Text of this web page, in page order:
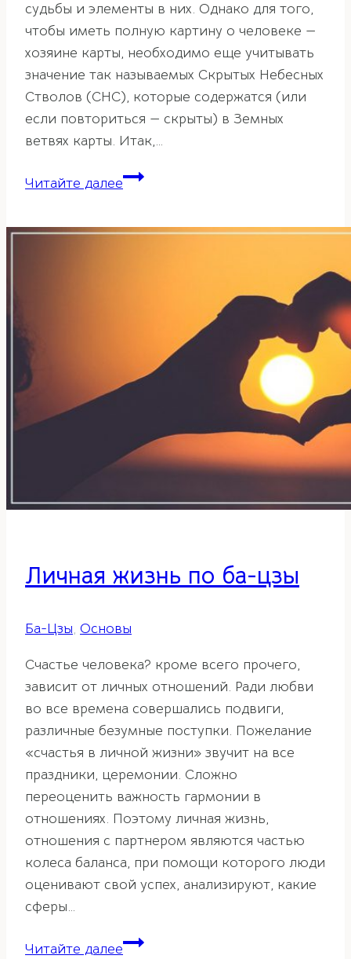
судьбы и элементы в них. Однако для того,
чтобы иметь полную картину о человеке —
хозяине карты, необходимо еще учитывать
значение так называемых Скрытых Небесных
Стволов (СНС), которые содержатся (или
если повториться — скрыты) в Земных
ветвях карты. Итак,…
Читайте далееСкрытые
Личная жизнь по ба-цзы
Ба-Цзы, Основы
Счастье человека? кроме всего прочего,
зависит от личных отношений. Ради любви
во все времена совершались подвиги,
различные безумные поступки. Пожелание
«счастья в личной жизни» звучит на все
праздники, церемонии. Сложно
переоценить важность гармонии в
отношениях. Поэтому личная жизнь,
отношения с партнером являются частью
колеса баланса, при помощи которого люди
оценивают свой успех, анализируют, какие
сферы…
Читайте далееЛичная